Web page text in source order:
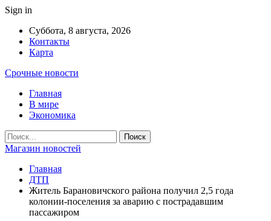
Sign in
Суббота, 8 августа, 2026
Контакты
Карта
Срочные новости
Главная
В мире
Экономика
Магазин новостей
Главная
ДТП
Житель Барановичского района получил 2,5 года
колонии-поселения за аварию с пострадавшим
пассажиром